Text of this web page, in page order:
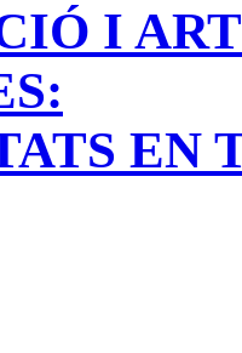
I
EN